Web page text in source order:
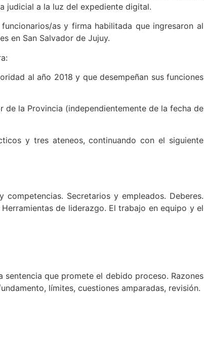
judicial a la luz del expediente digital.
as y firma habilitada que ingresaron al
en San Salvador de Jujuy.
al año 2018 y que desempeñan sus funciones
de la Provincia (independientemente de la fecha de
y tres ateneos, continuando con el siguiente
Secretarios y empleados. Deberes.
de liderazgo. El trabajo en equipo y el
que promete el debido proceso. Razones
límites, cuestiones amparadas, revisión.